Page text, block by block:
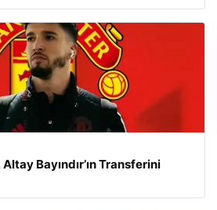
Bayındır’ın Transferini